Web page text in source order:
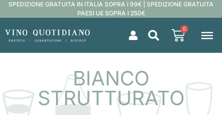
SPEDIZIONE GRATUITA IN ITALIA SOPRA I 99€ | SPEDIZIONE GRATUITA
PAESI UE SOPRA I 250€
0
BIANCO
STRUTTURATO